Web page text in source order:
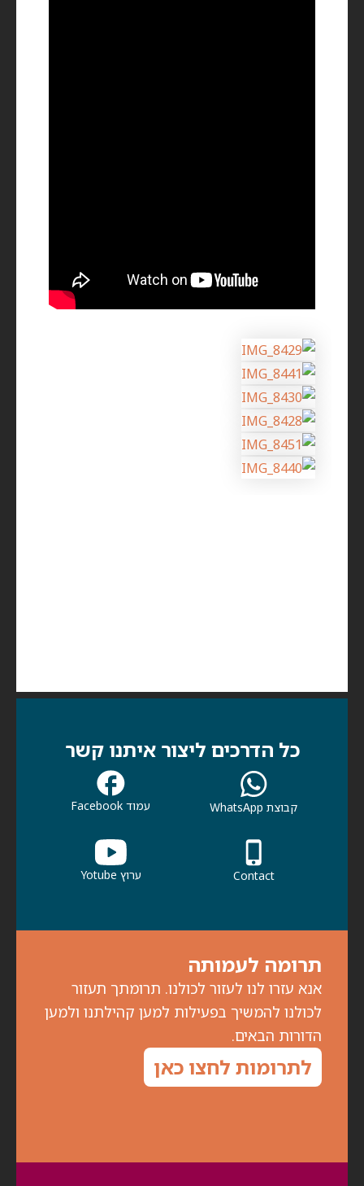
תרומה לעמותה
אנא עזרו לנו לעזור לכולנו. תרומתך תעזור
לכולנו להמשיך בפעילות למען קהילתנו ולמען
הדורות הבאים.
לתרומות לחצו כאן
כל הדרכים ליצור איתנו קשר
קבוצת WhatsApp עמוד Facebook
Contact ערוץ Yotube